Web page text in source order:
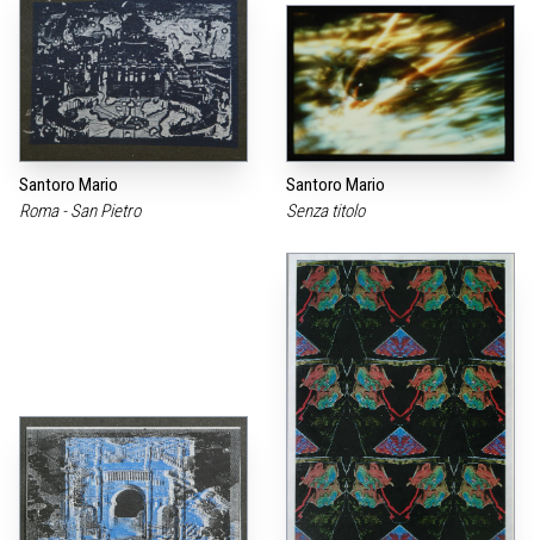
Santoro Mario
Roma - San Pietro
Santoro Mario
Senza titolo